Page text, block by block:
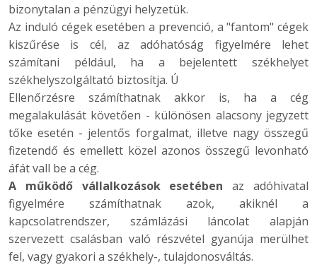
bizonytalan a pénzügyi helyzetük.
Az induló cégek esetében a prevenció, a "fantom" cégek
kiszűrése is cél, az adóhatóság figyelmére lehet
számítani például, ha a bejelentett székhelyet
székhelyszolgáltató biztosítja. Ú
Ellenőrzésre számíthatnak akkor is, ha a cég
megalakulását követően - különösen alacsony jegyzett
tőke esetén - jelentős forgalmat, illetve nagy összegű
fizetendő és emellett közel azonos összegű levonható
áfát vall be a cég.
A működő vállalkozások esetében az adóhivatal
figyelmére számíthatnak azok, akiknél a
kapcsolatrendszer, számlázási láncolat alapján
szervezett csalásban való részvétel gyanúja merülhet
fel, vagy gyakori a székhely-, tulajdonosváltás.